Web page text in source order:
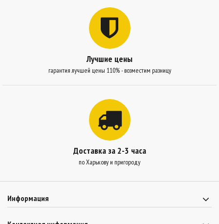
Лучшие цены
гарантия лучшей цены 110% - возместим разницу
Доставка за 2-3 часа
по Харькову и пригороду
Информация